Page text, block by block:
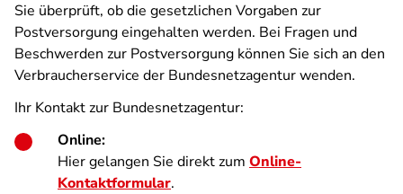
Sie überprüft, ob die gesetzlichen Vorgaben zur
Postversorgung eingehalten werden. Bei Fragen und
Beschwerden zur Postversorgung können Sie sich an den
Verbraucherservice der Bundesnetzagentur wenden.
Ihr Kontakt zur Bundesnetzagentur:
Online:
Hier gelangen Sie direkt zum Online-
Kontaktformular.